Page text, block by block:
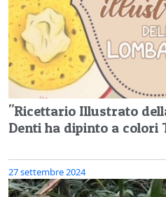
"Ricettario Illustrato
Denti ha dipinto a colori
27 settembre 2024